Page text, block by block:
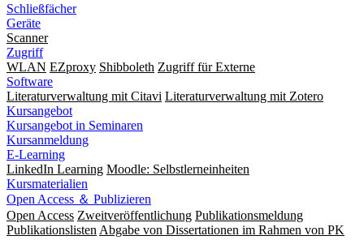
Schließfächer
Geräte
Scanner
Zugriff
WLAN EZproxy Shibboleth Zugriff für Externe
Software
Literaturverwaltung mit Citavi Literaturverwaltung mit Zotero
Kursangebot
Kursangebot in Seminaren
Kursanmeldung
E-Learning
LinkedIn Learning Moodle: Selbstlerneinheiten
Kursmaterialien
Open Access ＆ Publizieren
Open Access Zweitveröffentlichung Publikationsmeldung
Publikationslisten Abgabe von Dissertationen im Rahmen von PK